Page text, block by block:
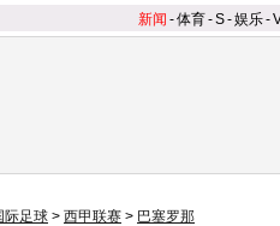
新闻 -体育-S-娱乐-
际足球 > 西甲联赛 > 巴塞罗那